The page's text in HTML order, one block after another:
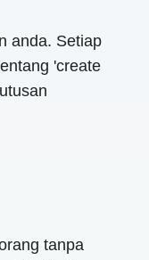
anda. Setiap
'create
tanpa